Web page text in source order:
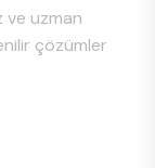
ve uzman
çözümler